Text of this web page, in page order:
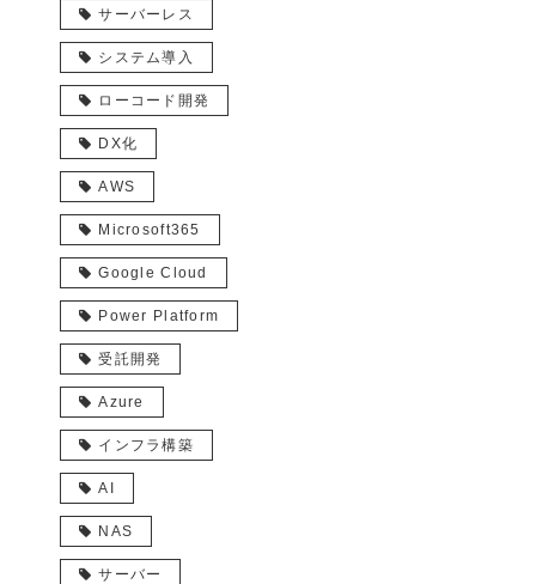
サーバーレス
システム導入
ローコード開発
DX化
AWS
Microsoft365
Google Cloud
Power Platform
受託開発
Azure
インフラ構築
AI
NAS
サーバー